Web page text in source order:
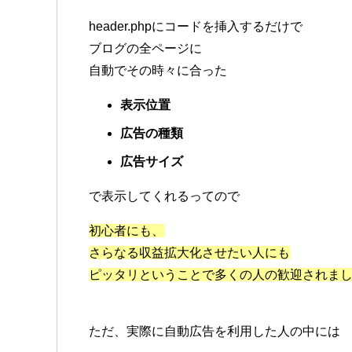
header.phpにコードを挿入するだけで
ブログの全ページに
自動でその時々に合った
表示位置
広告の種類
広告サイズ
で表示してくれるってので
初心者にも、
さらなる収益拡大化させたい人にも
ピッタリということで多くの人の歓迎されま
ただ、実際に自動広告を利用した人の中には